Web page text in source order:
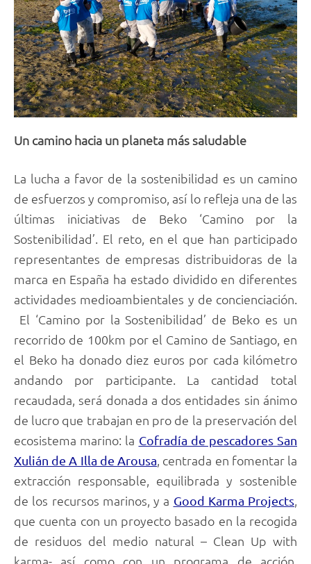
Un camino hacia un planeta más saludable
La lucha a favor de la sostenibilidad es un camino
de esfuerzos y compromiso, así lo refleja una de las
últimas iniciativas de Beko ‘Camino por la
Sostenibilidad’. El reto, en el que han participado
representantes de empresas distribuidoras de la
marca en España ha estado dividido en diferentes
actividades medioambientales y de concienciación.
El ‘Camino por la Sostenibilidad’ de Beko es un
recorrido de 100km por el Camino de Santiago, en
el Beko ha donado diez euros por cada kilómetro
andando por participante. La cantidad total
recaudada, será donada a dos entidades sin ánimo
de lucro que trabajan en pro de la preservación del
ecosistema marino: la Cofradía de pescadores San
Xulián de A Illa de Arousa, centrada en fomentar la
extracción responsable, equilibrada y sostenible
de los recursos marinos, y a Good Karma Projects,
que cuenta con un proyecto basado en la recogida
de residuos del medio natural – Clean Up with